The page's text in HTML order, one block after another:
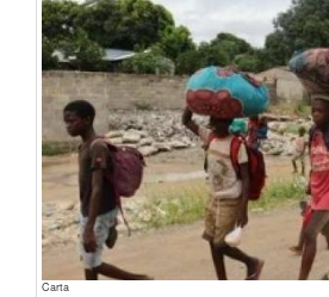
Carta